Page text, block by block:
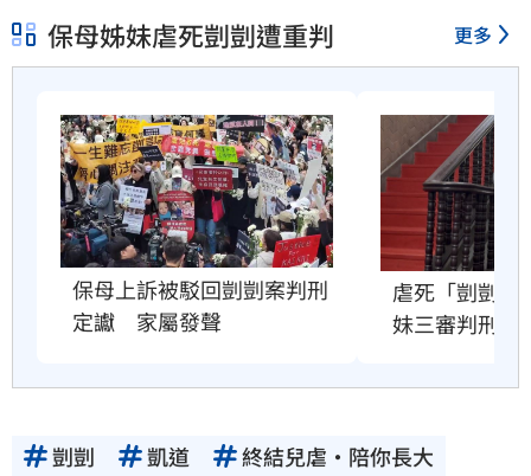
保母姊妹虐死剴剴遭重判 更多
保母上訴被駁回剴剴案判刑
定讞　家屬發聲
虐死「剴剴」
妹三審判刑定
剴剴 凱道
終結兒虐・陪你長大